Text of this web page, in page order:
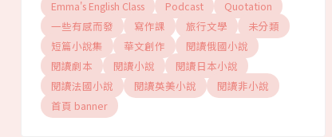
Emma's English Class Podcast
Quotation
一些有感而發
寫作課 旅行文學
未分類
短篇小說集
華文創作
閱讀俄國小說
閱讀劇本
閱讀小說
閱讀日本小說
閱讀法國小說
閱讀英美小說
閱讀非小說
首頁 banner